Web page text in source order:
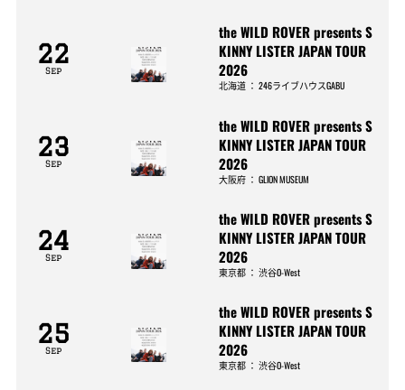
22
Sep
the WILD ROVER presents S
KINNY LISTER JAPAN TOUR
2026
北海道 ：246ライブハウスGABU
23
Sep
the WILD ROVER presents S
KINNY LISTER JAPAN TOUR
2026
大阪府 ：GLION MUSEUM
24
Sep
the WILD ROVER presents S
KINNY LISTER JAPAN TOUR
2026
東京都 ：渋谷O-West
25
Sep
the WILD ROVER presents S
KINNY LISTER JAPAN TOUR
2026
東京都 ：渋谷O-West